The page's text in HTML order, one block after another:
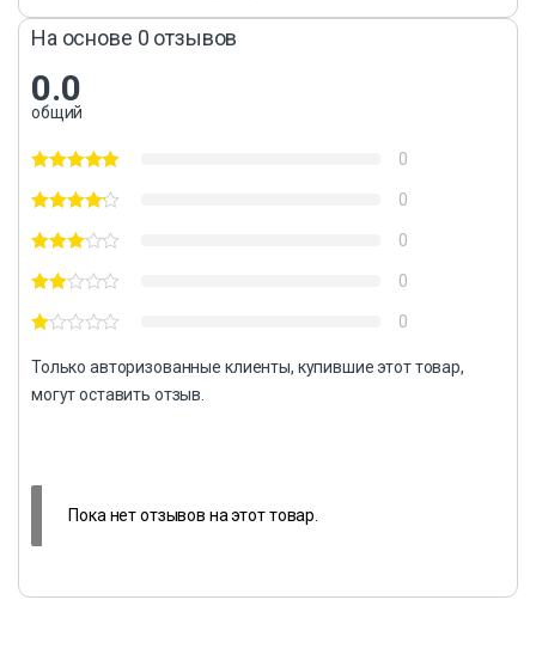
На основе 0 отзывов
0.0
общий
0
0
0
0
0
Только авторизованные клиенты, купившие этот товар,
могут оставить отзыв.
Пока нет отзывов на этот товар.